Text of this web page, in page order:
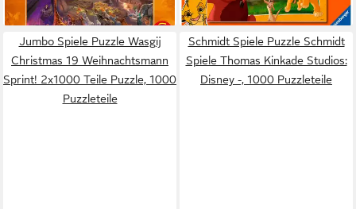
lieferbar - in 4-5 Werktagen bei dir
Jumbo Spiele Puzzle Wasgij
Christmas 19 Weihnachtsmann
Sprint! 2x1000 Teile Puzzle, 1000
Puzzleteile
Schmidt Spiele Puzzle Schmidt
Spiele Thomas Kinkade Studios:
Disney -, 1000 Puzzleteile